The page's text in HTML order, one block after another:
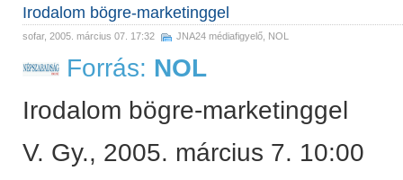
Irodalom bögre-marketinggel
sofar, 2005. március 07. 17:32 JNA24 médiafigyelő NOL
Forrás: NOL
Irodalom bögre-marketinggel
V. Gy., 2005. március 7. 10:00